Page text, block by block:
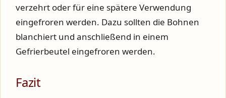
verzehrt oder für eine spätere Verwendung
eingefroren werden. Dazu sollten die Bohnen
blanchiert und anschließend in einem
Gefrierbeutel eingefroren werden.
Fazit